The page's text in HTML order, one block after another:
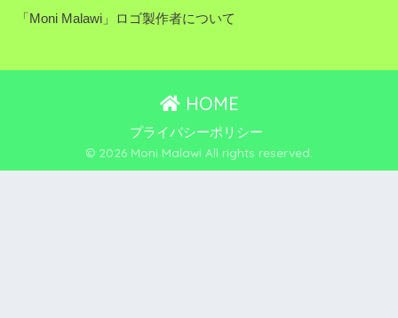
「Moni Malawi」ロゴ製作者について
HOME
プライバシーポリシー
© 2026 Moni Malawi All rights reserved.